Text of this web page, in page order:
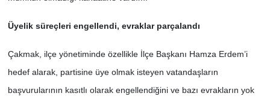
Üyelik süreçleri engellendi, evraklar parçalandı
Çakmak, ilçe yönetiminde özellikle İlçe Başkanı Hamza Erdem’i
hedef alarak, partisine üye olmak isteyen vatandaşların
başvurularının kasıtlı olarak engellendiğini ve bazı evrakların yok